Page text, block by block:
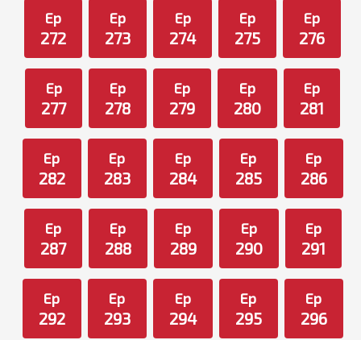
Ep
272
Ep
273
Ep
274
Ep
275
Ep
276
Ep
277
Ep
278
Ep
279
Ep
280
Ep
281
Ep
282
Ep
283
Ep
284
Ep
285
Ep
286
Ep
287
Ep
288
Ep
289
Ep
290
Ep
291
Ep
292
Ep
293
Ep
294
Ep
295
Ep
296